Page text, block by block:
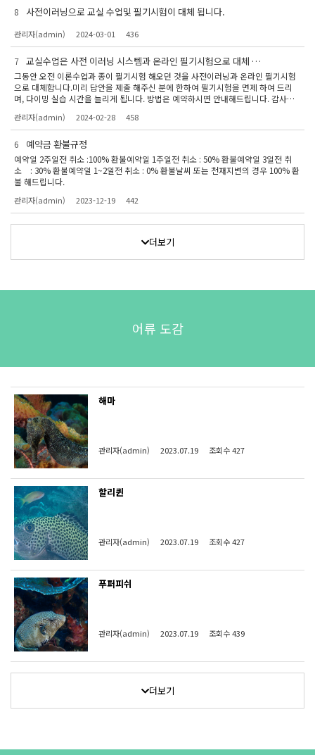
8 사전이러닝으로 교실 수업및 필기시험이 대체 됩니다.
관리자(admin) 2024-03-01 436
7 교실수업은 사전 이러닝 시스템과 온라인 필기시험으로 대체 됩
니다.
그동안 오전 이론수업과 종이 필기시험 해오던 것을 사전이러닝과 온라인 필기시험
으로 대체합니다.미리 답안을 제출 해주신 분에 한하여 필기시험을 면제 하여 드리
며, 다이빙 실습 시간을 늘리게 됩니다. 방법은 예약하시면 안내해드립니다. 감사합
관리자(admin) 2024-02-28 458
6 예약금 환불규정
예약일 2주일전 취소 :100% 환불예약일 1주일전 취소 : 50% 환불예약일 3일전 취
소 : 30% 환불예약일 1~2일전 취소 : 0% 환불날씨 또는 천재지변의 경우 100% 환
불 해드립니다.
관리자(admin) 2023-12-19 442
더보기
어류 도감
해마
관리자(admin) 2023.07.19 조회수 427
할리퀸
관리자(admin) 2023.07.19 조회수 427
푸퍼피쉬
관리자(admin) 2023.07.19 조회수 439
더보기